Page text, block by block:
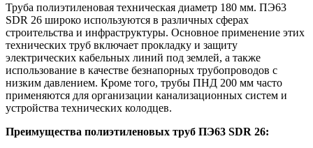
Труба полиэтиленовая техническая диаметр 180 мм. ПЭ63
SDR 26 широко используются в различных сферах
строительства и инфраструктуры. Основное применение этих
технических труб включает прокладку и защиту
электрических кабельных линий под землей, а также
использование в качестве безнапорных трубопроводов с
низким давлением. Кроме того, трубы ПНД 200 мм часто
применяются для организации канализационных систем и
устройства технических колодцев.
Преимущества полиэтиленовых труб ПЭ63 SDR 26: